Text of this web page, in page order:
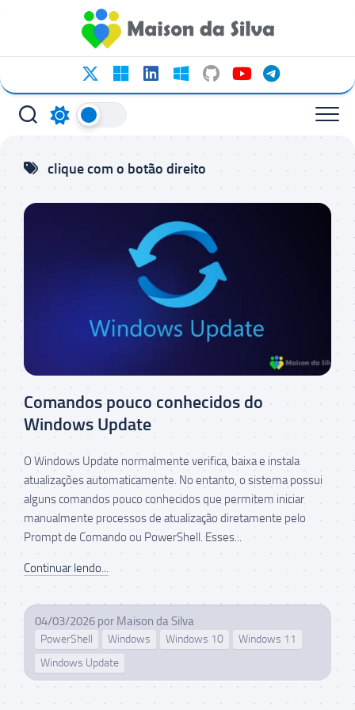
conteúdo
clique com o botão direito
Comandos pouco conhecidos do
Windows Update
O Windows Update normalmente verifica, baixa e instala
atualizações automaticamente. No entanto, o sistema possui
alguns comandos pouco conhecidos que permitem iniciar
manualmente processos de atualização diretamente pelo
Prompt de Comando ou PowerShell. Esses...
Continuar lendo...
04/03/2026 por Maison da Silva
PowerShell Windows Windows 10
Windows 11
Windows Update